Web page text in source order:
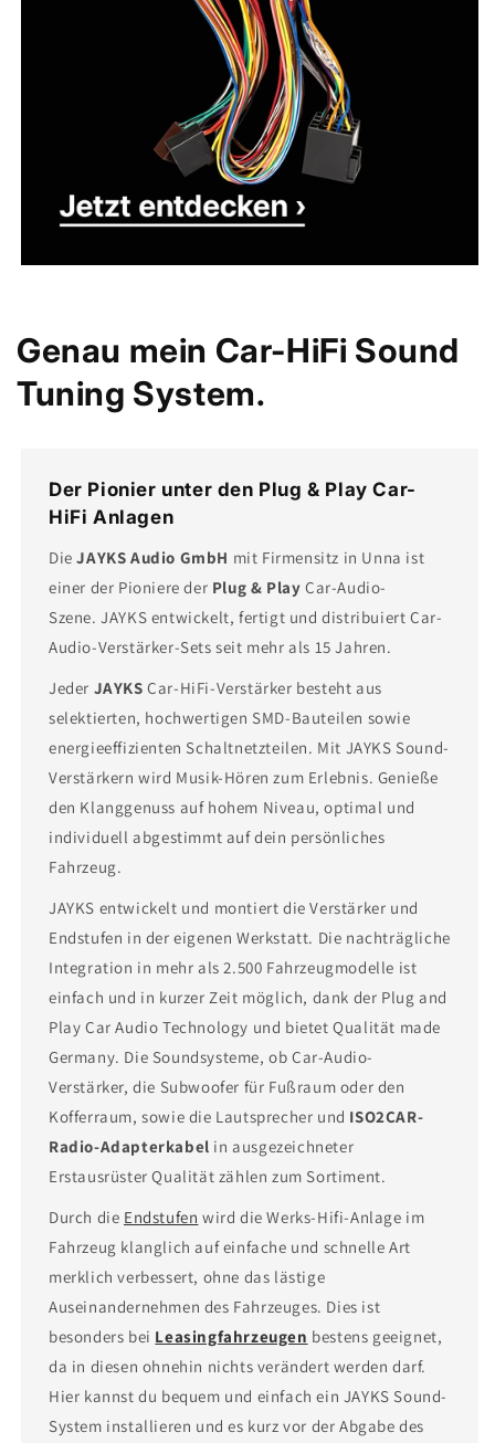
Genau mein Car-HiFi Sound
Tuning System.
Der Pionier unter den Plug & Play Car-
HiFi Anlagen
DieJAYKS Audio GmbH mit Firmensitz in Unna ist
einer der Pioniere der Plug & Play Car-Audio-
Szene. JAYKS entwickelt, fertigt und distribuiert Car-
Audio-Verstärker-Sets seit mehr als 15 Jahren.
Jeder JAYKS Car-HiFi-Verstärker besteht aus
selektierten, hochwertigen SMD-Bauteilen sowie
energieeffizienten Schaltnetzteilen. Mit JAYKS Sound-
Verstärkern wird Musik-Hören zum Erlebnis. Genieße
den Klanggenuss auf hohem Niveau, optimal und
individuell abgestimmt auf dein persönliches
Fahrzeug.
JAYKS entwickelt und montiert die Verstärker und
Endstufen in der eigenen Werkstatt. Die nachträgliche
Integration in mehr als 2.500 Fahrzeugmodelle ist
einfach und in kurzer Zeit möglich, dank der Plug and
Play Car Audio Technology und bietet Qualität made
Germany. Die Soundsysteme, ob Car-Audio-
Verstärker, die Subwoofer für Fußraum oder den
Kofferraum, sowie die Lautsprecher und ISO2CAR-
Radio-Adapterkabel in ausgezeichneter
Erstausrüster Qualität zählen zum Sortiment.
Durch die Endstufen wird die Werks-Hifi-Anlage im
Fahrzeug klanglich auf einfache und schnelle Art
merklich verbessert, ohne das lästige
Auseinandernehmen des Fahrzeuges. Dies ist
besonders bei Leasingfahrzeugen bestens geeignet,
da in diesen ohnehin nichts verändert werden darf.
Hier kannst du bequem und einfach ein JAYKS Sound-
System installieren und es kurz vor der Abgabe des